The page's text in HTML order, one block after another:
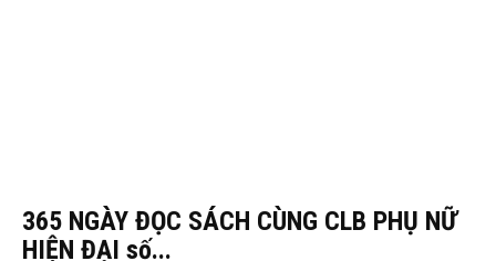
365 NGÀY ĐỌC SÁCH CÙNG CLB PHỤ NỮ
HIỆN ĐẠI số...